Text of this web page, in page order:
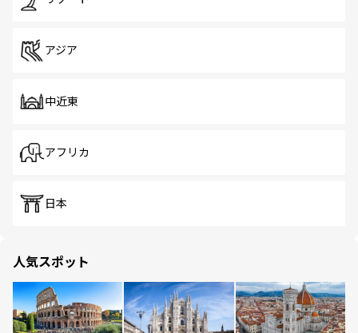
アジア
中近東
アフリカ
日本
人気スポット